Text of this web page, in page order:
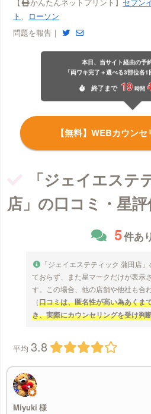
ト
ローソン
問題を報告｜
本日、当サイト経由の予
「両ワキ完了＋選べる3部位各1
終了 まで 19 時間
【無料】WEBカウン
「ジェイエステ
店」の口コミ・星
5件あ
「ジェイエステティック 蒲田店
ておらず、また星マークだけが表示
す。この場合、他の店舗や他社も合
（口コミは、匿名性が高い為あくま
き、実際にカウンセリングを受け判
平均3.8
Miyuki